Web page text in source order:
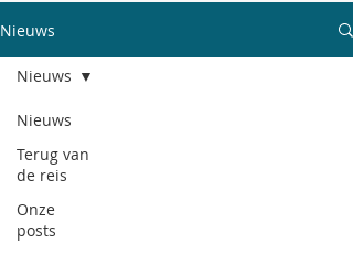
Nieuws
Nieuws
Terug van
de reis
Onze
posts
Nieuws